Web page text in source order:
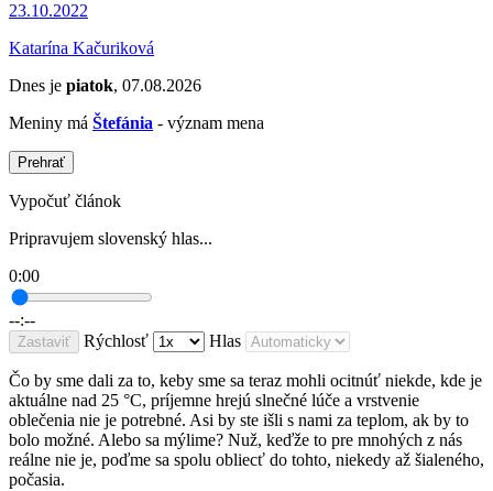
23.10.2022
Katarína Kačuriková
Dnes je piatok, 07.08.2026
Meniny má Štefánia - význam mena
Prehrať
Vypočuť článok
Pripravujem slovenský hlas...
0:00
--:--
Zastaviť Rýchlosť Hlas
Čo by sme dali za to, keby sme sa teraz mohli ocitnúť niekde, kde je
aktuálne nad 25 °C, príjemne hrejú slnečné lúče a vrstvenie
oblečenia nie je potrebné. Asi by ste išli s nami za teplom, ak by to
bolo možné. Alebo sa mýlime? Nuž, keďže to pre mnohých z nás
reálne nie je, poďme sa spolu obliecť do tohto, niekedy až šialeného,
počasia.